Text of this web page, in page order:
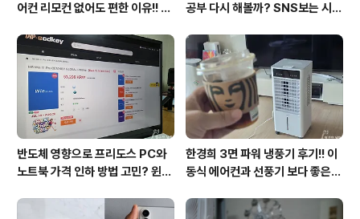
어컨 리모컨 없어도 편한 이유!! 7
후기
공부 다시 해볼까? SNS보는 시간
반도체 영향으로 프리도스 PC와
노트북 가격 인하 방법 고민? 윈도
방법?(feat. vip-scdkeys)
한경희 3면 파워 냉풍기 후기!! 이
동식 에어컨과 선풍기 보다 좋은